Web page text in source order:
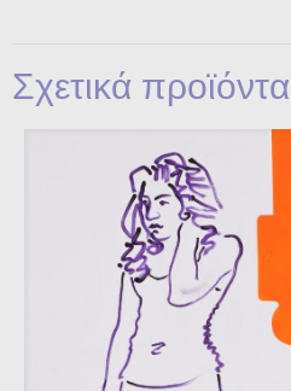
Σχετικά προϊόντα